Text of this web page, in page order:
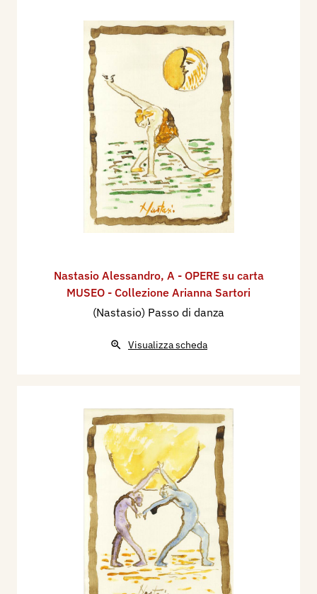
Nastasio Alessandro, A - OPERE su carta
MUSEO - Collezione Arianna Sartori
(Nastasio) Passo di danza
Visualizza scheda